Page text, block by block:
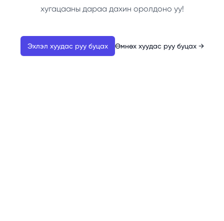
хугацааны дараа дахин оролдоно уу!
Эхлэл хуудас руу буцах Өмнөх хуудас руу буцах →